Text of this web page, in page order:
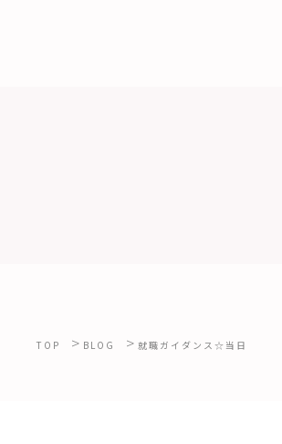
TOP > BLOG > 就職ガイダンス☆当日